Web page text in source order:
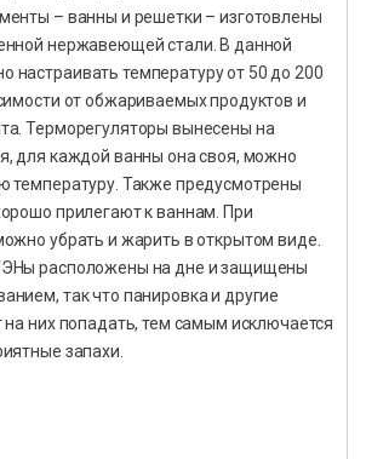
– ванны и решетки – изготовлены
нержавеющей стали. В данной
температуру от 50 до 200
от обжариваемых продуктов и
Терморегуляторы вынесены на
для каждой ванны она своя, можно
температуру. Также предусмотрены
прилегают к ваннам. При
убрать и жарить в открытом виде.
расположены на дне и защищены
так что панировка и другие
на них попадать, тем самым исключается
запахи.